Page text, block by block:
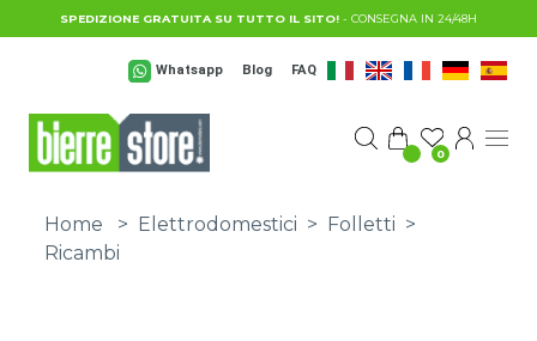
Salta al contenuto principale
SPEDIZIONE GRATUITA SU TUTTO IL SITO! - CONSEGNA IN 24/48H
Whatsapp Blog FAQ
0
Home > Elettrodomestici > Folletti >
Ricambi